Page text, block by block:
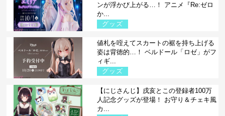
ンが浮かび上がる…！ アニメ『Re:ゼロ
か...
グッズ
値札を咥えてスカートの裾を持ち上げる
姿は背徳的…！ ベルドール「ロゼ」がフ
ィギ...
グッズ
【にじさんじ】戌亥とこの登録者100万
人記念グッズが登場！ お守り＆チェキ風
カ...